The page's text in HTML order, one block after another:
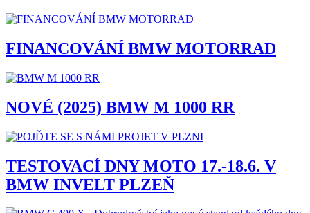
FINANCOVÁNÍ BMW MOTORRAD
NOVÉ (2025) BMW M 1000 RR
TESTOVACÍ DNY MOTO 17.-18.6. V
BMW INVELT PLZEŇ